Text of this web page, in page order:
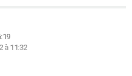
à 11:32